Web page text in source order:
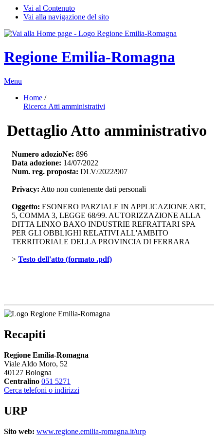
Vai al Contenuto
Vai alla navigazione del sito
Regione Emilia-Romagna
Menu
Home /
Ricerca Atti amministrativi
Dettaglio Atto amministrativo
Numero adozioNe: 896
Data adozione: 14/07/2022
Num. reg. proposta: DLV/2022/907
Privacy: Atto non contenente dati personali
Oggetto: ESONERO PARZIALE IN APPLICAZIONE ART,
5, COMMA 3, LEGGE 68/99. AUTORIZZAZIONE ALLA
DITTA LINXO BAXO INDUSTRIE REFRATTARI SPA
PER GLI OBBLIGHI RELATIVI ALL'AMBITO
TERRITORIALE DELLA PROVINCIA DI FERRARA
> Testo dell'atto (formato .pdf)
Recapiti
Regione Emilia-Romagna
Viale Aldo Moro, 52
40127 Bologna
Centralino 051 5271
Cerca telefoni o indirizzi
URP
Sito web: www.regione.emilia-romagna.it/urp